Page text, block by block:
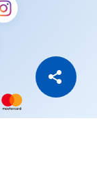
Copiază Link